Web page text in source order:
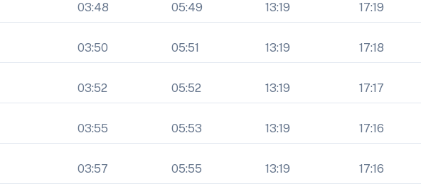
03:48 05:49 13:19 17:19
03:50 05:51 13:19 17:18
03:52 05:52 13:19 17:17
03:55 05:53 13:19 17:16
03:57 05:55 13:19 17:16